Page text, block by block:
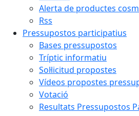
Alerta de productes
Rss
Pressupostos participatius
Bases pressupostos
Tríptic informatiu
Sol·licitud propostes
Vídeos propostes
Votació
Resultats Pressupostos